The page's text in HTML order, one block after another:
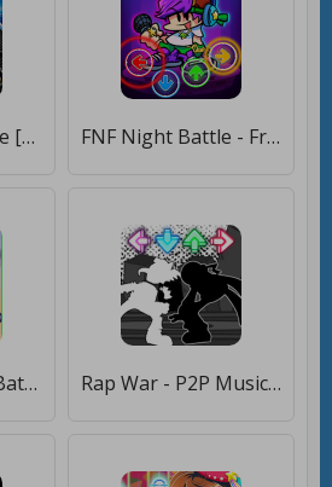
Guitar Band Battle [Бесплатные покупки] FNF Night Battle - Friday Funkin Music Tap [Бесплатные покупки]
Imposter In Rap Battle V2 [Бесплатные покупки] Rap War - P2P Music Battle [Бесплатные покупки]